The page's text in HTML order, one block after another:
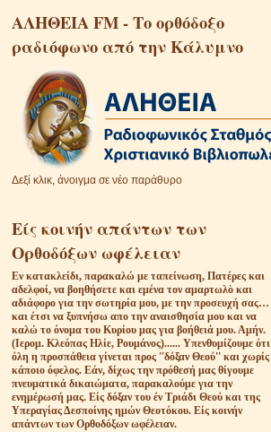
ΑΛΗΘΕΙΑ FM - Το ορθόδοξο
ραδιόφωνο από την Κάλυμνο
Δεξί κλικ, άνοιγμα σε νέο παράθυρο
Είς κοινήν απάντων των
Ορθοδόξων ωφέλειαν
Eν κατακλείδι, παρακαλώ με ταπείνωση, Πατέρες και
αδελφοί, να βοηθήσετε και εμένα τον αμαρτωλὸ και
αδιάφορο για την σωτηρία μου, με την προσευχή σας…
και έτσι να ξυπνήσω απο την αναισθησία μου και να
καλώ το όνομα του Κυρίου μας για βοήθειά μου. Αμήν.
(Ιερομ. Κλεόπας Ηλίε, Ρουμάνος)...... Υπενθυμίζουμε ότι
όλη η προσπάθεια γίνεται προς ''δόξαν Θεού'' και χωρίς
κάποιο όφελος. Εάν, δίχως την πρόθεσή μας θίγουμε
πνευματικά δικαιώματα, παρακαλούμε για την
ενημέρωσή μας. Είς δόξαν του έν Τριάδι Θεού και της
Υπεραγίας Δεσποίνης ημών Θεοτόκου. Είς κοινήν
απάντων των Ορθοδόξων ωφέλειαν.